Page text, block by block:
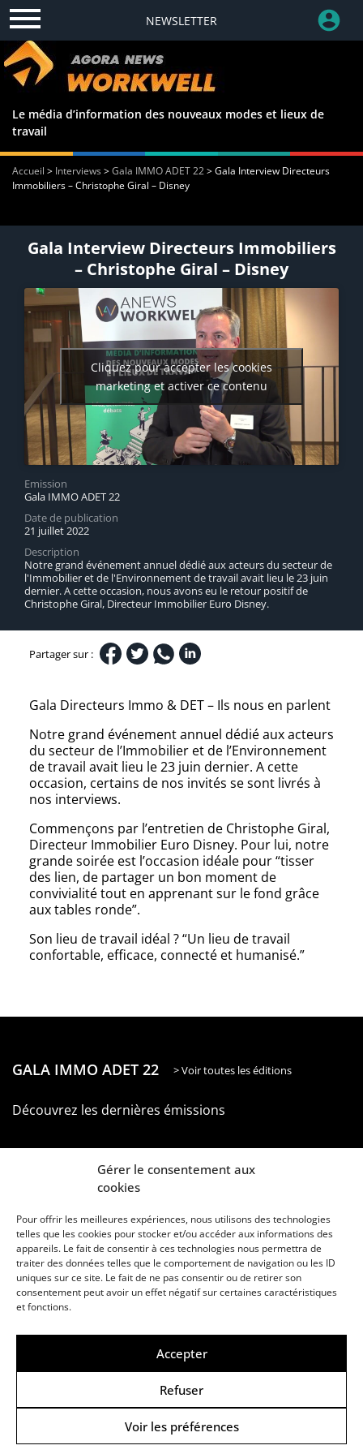
Gérer le consentement aux
cookies
Pour offrir les meilleures expériences, nous utilisons des technologies
telles que les cookies pour stocker et/ou accéder aux informations des
appareils. Le fait de consentir à ces technologies nous permettra de
traiter des données telles que le comportement de navigation ou les ID
uniques sur ce site. Le fait de ne pas consentir ou de retirer son
consentement peut avoir un effet négatif sur certaines caractéristiques
et fonctions.
Accepter
Refuser
Voir les préférences
NEWSLETTER
Le média d’information des nouveaux modes et lieux de
travail
Accueil > Interviews>Gala IMMO ADET 22>Gala Interview Directeurs
Immobiliers – Christophe Giral – Disney
Gala Interview Directeurs Immobiliers
– Christophe Giral – Disney
Cliquez pour accepter les cookies
marketing et activer ce contenu
Emission
Gala IMMO ADET 22
Date de publication
21 juillet 2022
Description
Notre grand événement annuel dédié aux acteurs du secteur de
l'Immobilier et de l'Environnement de travail avait lieu le 23 juin
dernier. A cette occasion, nous avons eu le retour positif de
Christophe Giral, Directeur Immobilier Euro Disney.
Partager sur :
Gala Directeurs Immo & DET – Ils nous en parlent
Notre grand événement annuel dédié aux acteurs
du secteur de l’Immobilier et de l’Environnement
de travail avait lieu le 23 juin dernier. A cette
occasion, certains de nos invités se sont livrés à
nos interviews.
Commençons par l’entretien de Christophe Giral,
Directeur Immobilier Euro Disney. Pour lui, notre
grande soirée est l’occasion idéale pour “tisser
des lien, de partager un bon moment de
convivialité tout en apprenant sur le fond grâce
aux tables ronde”.
Son lieu de travail idéal ? “Un lieu de travail
confortable, efficace, connecté et humanisé.”
GALA IMMO ADET 22 > Voir toutes les éditions
Découvrez les dernières émissions
Une marque d’Agora Médias, éditeur de presse
© Copyright ANews WorkWell 2026
Politique de Confidentialité-Politique de cookies